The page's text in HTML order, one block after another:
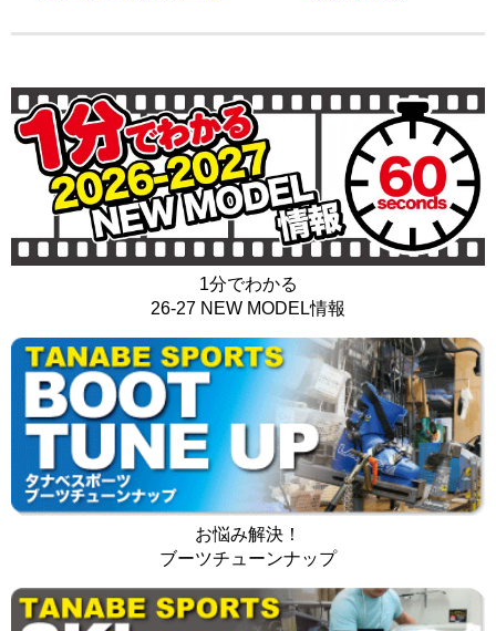
1分でわかる
26-27 NEW MODEL情報
お悩み解決！
ブーツチューンナップ